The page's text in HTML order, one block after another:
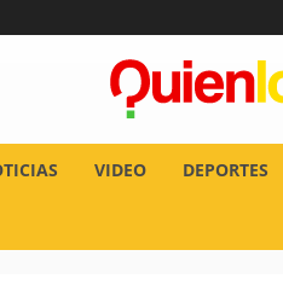
VIDEO DEPORTES